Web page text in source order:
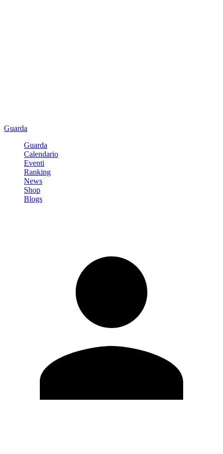
Guarda
Guarda
Calendario
Eventi
Ranking
News
Shop
Blogs